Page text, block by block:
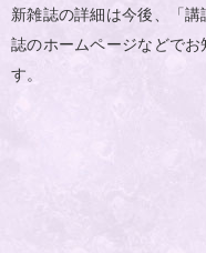
新雑誌の詳細は今後、「
誌のホームページなどで
す。